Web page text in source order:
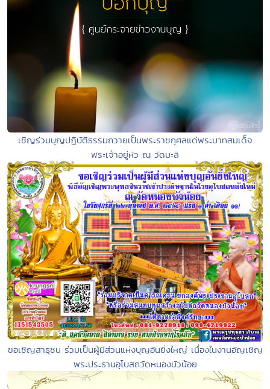
เชิญร่วมบุญปฏิบัติธรรมถวายเป็นพระราชกุศลแด่พระบาทสมเด็จ
พระเจ้าอยู่หัว ณ วัดมะลิ
ขอเชิญสาธุชน ร่วมเป็นผู้มีส่วนแห่งบุญอันยิ่งใหญ่ เนื่องในงานอัญเชิญ
พระประธานอุโบสถวัดหนองบัวน้อย